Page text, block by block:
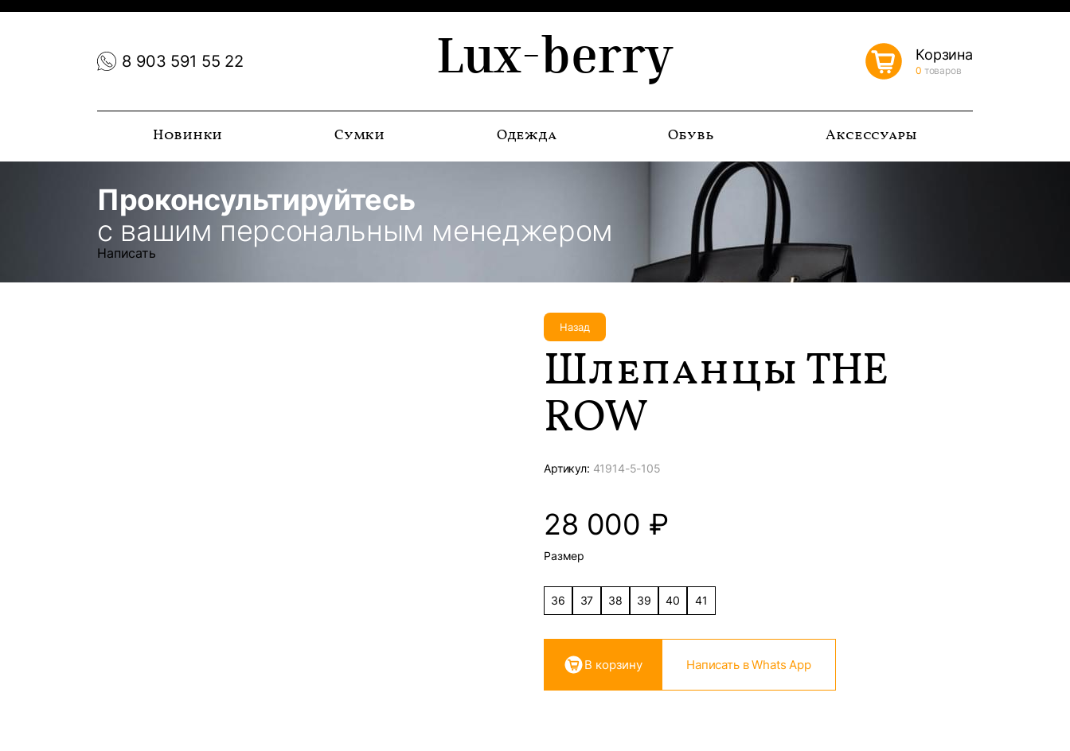
8 903 591 55 22 Lux-berry Корзина
0 товаров
Новинки Сумки Одежда Обувь Аксессуары
Проконсультируйтесь
с вашим персональным менеджером
Написать
Назад
Шлепанцы THE
ROW
Артикул: 41914-5-105
28 000 ₽
Размер
36 37 38 39 40 41
В корзину Написать в Whats App